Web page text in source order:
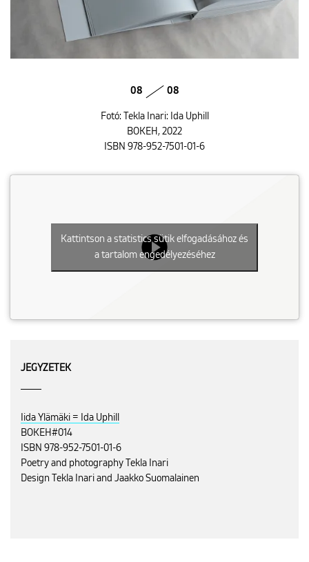
08 08
Fotó: Tekla Inari: Ida Uphill
BOKEH, 2022
ISBN 978-952-7501-01-6
Kattintson a statistics sütik elfogadásához és
a tartalom engedélyezéséhez
JEGYZETEK
Iida Ylämäki = Ida Uphill
BOKEH#014
ISBN 978-952-7501-01-6
Poetry and photography Tekla Inari
Design Tekla Inari and Jaakko Suomalainen